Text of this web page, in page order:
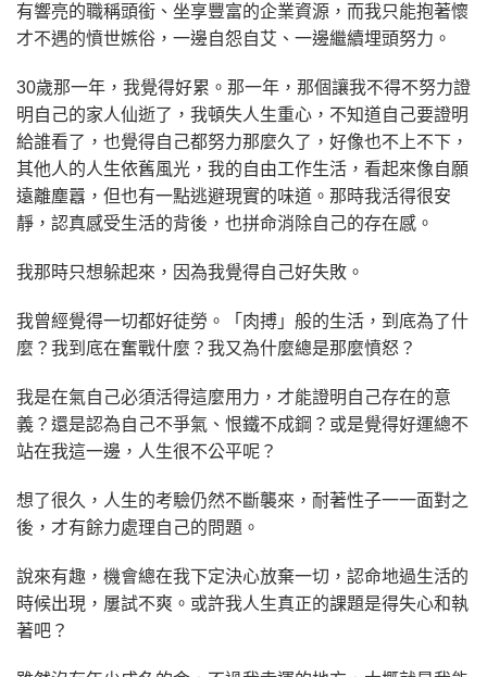
有響亮的職稱頭銜、坐享豐富的企業資源，而我只能抱著懷
才不遇的憤世嫉俗，一邊自怨自艾、一邊繼續埋頭努力。
30歲那一年，我覺得好累。那一年，那個讓我不得不努力證
明自己的家人仙逝了，我頓失人生重心，不知道自己要證明
給誰看了，也覺得自己都努力那麼久了，好像也不上不下，
其他人的人生依舊風光，我的自由工作生活，看起來像自願
遠離塵囂，但也有一點逃避現實的味道。那時我活得很安
靜，認真感受生活的背後，也拼命消除自己的存在感。
我那時只想躲起來，因為我覺得自己好失敗。
我曾經覺得一切都好徒勞。「肉搏」般的生活，到底為了什
麼？我到底在奮戰什麼？我又為什麼總是那麼憤怒？
我是在氣自己必須活得這麼用力，才能證明自己存在的意
義？還是認為自己不爭氣、恨鐵不成鋼？或是覺得好運總不
站在我這一邊，人生很不公平呢？
想了很久，人生的考驗仍然不斷襲來，耐著性子一一面對之
後，才有餘力處理自己的問題。
說來有趣，機會總在我下定決心放棄一切，認命地過生活的
時候出現，屢試不爽。或許我人生真正的課題是得失心和執
著吧？